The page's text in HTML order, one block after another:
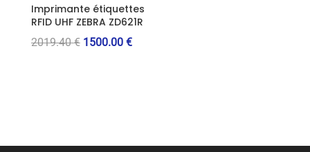
Imprimante étiquettes
RFID UHF ZEBRA ZD621R
2019.40€ Le
1500.00 €Le